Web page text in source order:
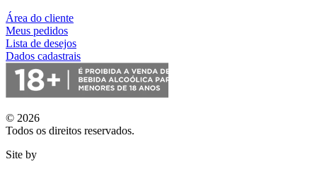
Área do cliente
Meus pedidos
Lista de desejos
Dados cadastrais
© 2026
Todos os direitos reservados.
Site by